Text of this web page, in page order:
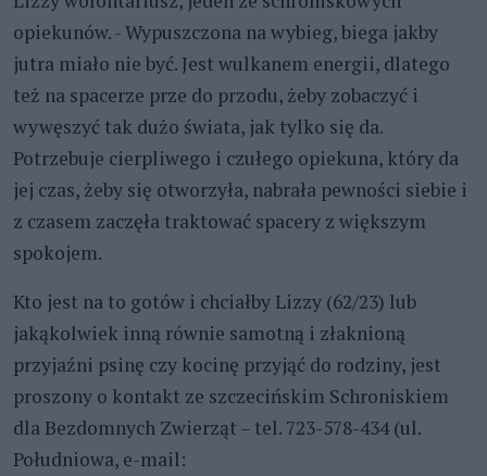
opiekunów. - Wypuszczona na wybieg, biega jakby
jutra miało nie być. Jest wulkanem energii, dlatego
też na spacerze prze do przodu, żeby zobaczyć i
wywęszyć tak dużo świata, jak tylko się da.
Potrzebuje cierpliwego i czułego opiekuna, który da
jej czas, żeby się otworzyła, nabrała pewności siebie i
z czasem zaczęła traktować spacery z większym
spokojem.
Kto jest na to gotów i chciałby Lizzy (62/23) lub
jakąkolwiek inną równie samotną i złaknioną
przyjaźni psinę czy kocinę przyjąć do rodziny, jest
proszony o kontakt ze szczecińskim Schroniskiem
dla Bezdomnych Zwierząt – tel. 723-578-434 (ul.
Południowa, e-mail: